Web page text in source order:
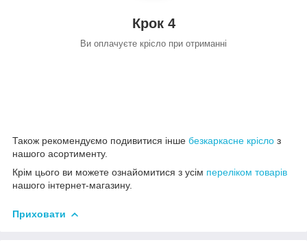
Крок 4
Ви оплачуєте крісло при отриманні
Також рекомендуємо подивитися інше безкаркасне крісло з
нашого асортименту.
Крім цього ви можете ознайомитися з усім переліком товарів
нашого інтернет-магазину.
Приховати